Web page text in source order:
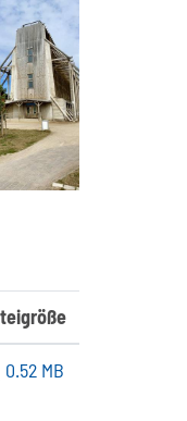
0.52 MB